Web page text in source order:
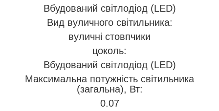
Вбудований світлодіод (LED)
Вид вуличного світильника:
вуличні стовпчики
цоколь:
Вбудований світлодіод (LED)
Максимальна потужність світильника
(загальна), Вт:
0.07